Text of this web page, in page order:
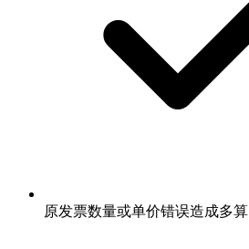
原发票数量或单价错误造成多算